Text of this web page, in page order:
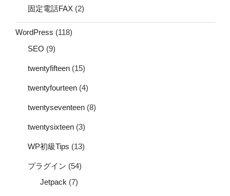
固定電話FAX (2)
WordPress (118)
SEO (9)
twentyfifteen (15)
twentyfourteen (4)
twentyseventeen (8)
twentysixteen (3)
WP初級Tips (13)
プラグイン (54)
Jetpack (7)